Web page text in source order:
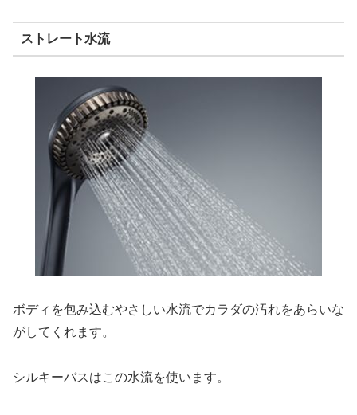
ストレート水流
ボディを包み込むやさしい水流でカラダの汚れをあらいな
がしてくれます。
シルキーバスはこの水流を使います。